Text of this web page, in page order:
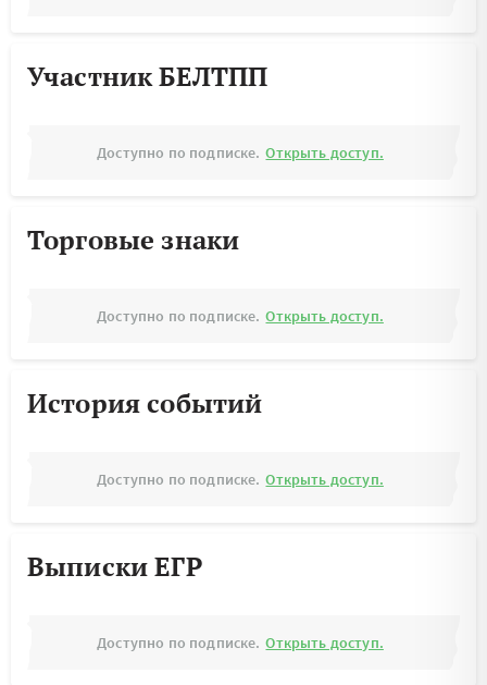
Участник БЕЛТПП
Доступно по подписке. Открыть доступ.
Торговые знаки
Доступно по подписке. Открыть доступ.
История событий
Доступно по подписке. Открыть доступ.
Выписки ЕГР
Доступно по подписке. Открыть доступ.